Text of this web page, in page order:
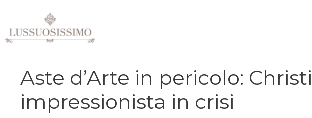
contenuto
Aste d’Arte in pericolo:
impressionista in crisi